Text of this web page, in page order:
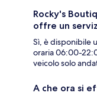
Rocky's
offre un
Sì, è disponibile
oraria 06:00-
veicolo solo
A che ora si